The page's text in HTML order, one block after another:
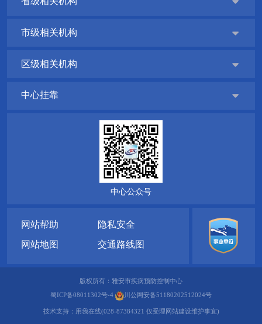
市级相关机构 
区级相关机构 
中心挂靠 
中心公众号
网站帮助 隐私安全
网站地图 交通路线图
版权所有：雅安市疾病预防控制中心
蜀ICP备08011302号-4 川公网安备51180202512024号
技术支持： 用我在线(028-87384321 仅受理网站建设维护事宜)